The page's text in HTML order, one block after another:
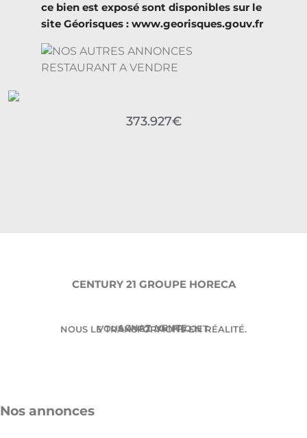
ce bien est exposé sont disponibles sur le
site Géorisques : www.georisques.gouv.fr
373.927€
CENTURY 21 GROUPE HORECA
ACHAT. VENTE.
VOUS AVEZ UN PROJET.
NOUS LE TRANSFORMONS EN RÉALITÉ.
Nos annonces